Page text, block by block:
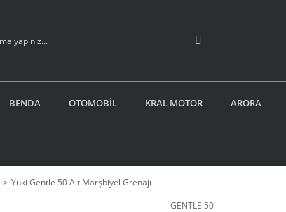
BENDA OTOMOBİL KRAL MOTOR ARORA
Yuki Gentle 50 Alt Marşbiyel Grenajı
GENTLE 50